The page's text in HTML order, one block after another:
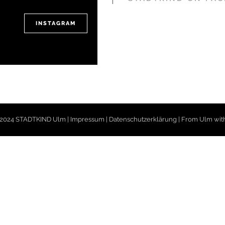
INSTAGRAM
STADTKIND Ulm | Impressum Datenschutzerklärung | From Ulm